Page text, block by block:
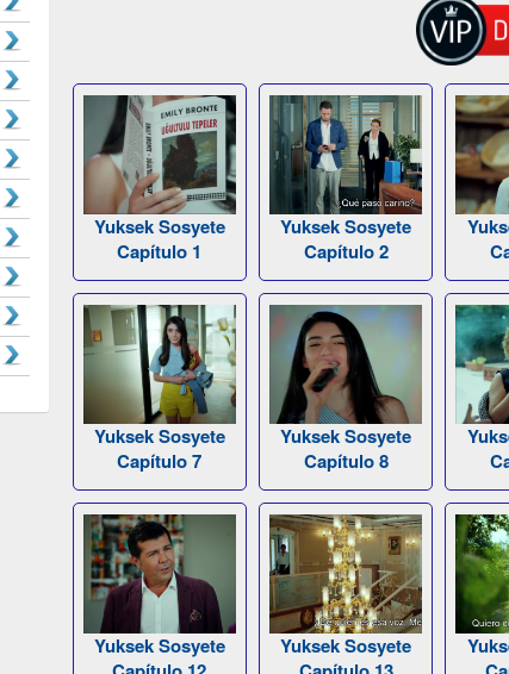
Yuksek Sosyete
Capítulo 1
Yuksek Sosyete
Capítulo 2
Yuksek Sosyete
Capítulo 7
Yuksek Sosyete
Capítulo 8
Yuksek Sosyete
Yuksek Sosyete